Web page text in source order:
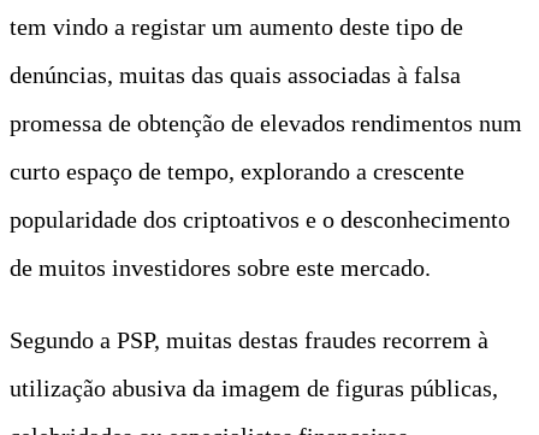
tem vindo a registar um aumento deste tipo de
denúncias, muitas das quais associadas à falsa
promessa de obtenção de elevados rendimentos num
curto espaço de tempo, explorando a crescente
popularidade dos criptoativos e o desconhecimento
de muitos investidores sobre este mercado.
Segundo a PSP, muitas destas fraudes recorrem à
utilização abusiva da imagem de figuras públicas,